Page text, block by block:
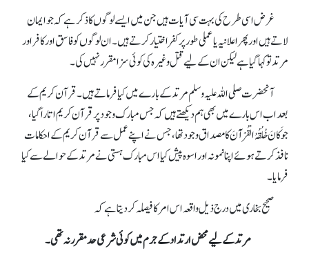
غرض اسی طرح کی بہت سی آیات ہیں جن میں ایسے لوگوں کا ذکر ہے کہ جو ایمان
لاتے ہیں اور پھر اعلانیہ یا عملی طور پر کفر اختیار کرتے ہیں۔ ان لوگوں کو فاسق اور کافر اور
مرتد تو کہا گیا ہے لیکن ان کے لیے قتل وغیرہ کی کوئی سزا مقرر نہیں کی۔
آنحضرت صلی اللہ علیہ وسلم مرتد کے بارے میں کیا فرماتے ہیں۔ قرآن کریم کے
بعد اب اس بارے میں بھی ہم دیکھتے ہیں کہ جس مبارک وجود پر قرآن کریم اتارا گیا،
جوکَانَ خُلُقُہُ الْقُرْآنَکا مصداق وجود تھا، جس نے اپنے عمل سے قرآن کریم کے احکامات
نافذ کرتے ہوئے اپنا نمونہ اور اسوہ پیش کیا اس مبارک ہستی نے مرتد کے حوالے سے کیا
فرمایا۔
صحیح بخاری میں درج ذیل واقعہ اس امر کا فیصلہ کر دیتا ہے کہ
مرتد کے لیے محض ارتداد کے جرم میں کوئی شرعی حد مقرر نہ تھی۔